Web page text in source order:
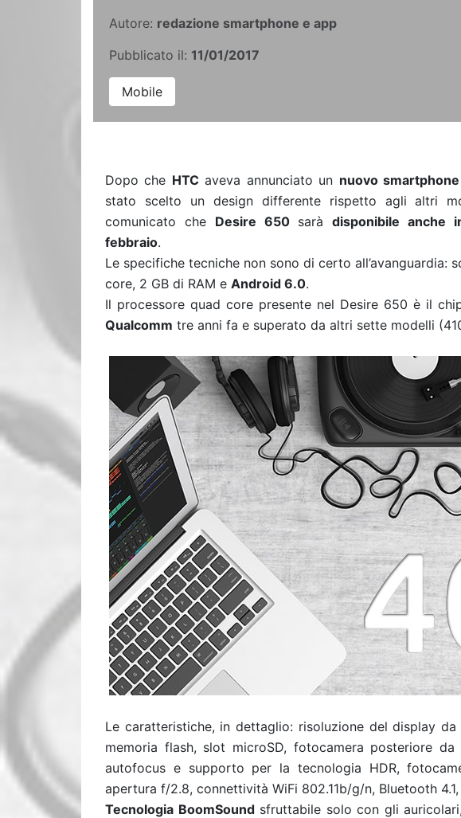
Autore: redazione smartphone e app
Pubblicato il: 11/01/2017
Mobile
Dopo che HTCaveva annunciato un nuovo
stato scelto un design differente rispetto agli altri
comunicato che Desire 650saràdisponibile anche
febbraio.
Le specifiche tecniche non sono di certo all’avanguardia:
core, 2 GB di RAM e Android 6.0.
Il processore quad core presente nel Desire 650 è il
Qualcomm tre anni fa e superato da altri sette modelli
Le caratteristiche, in dettaglio: risoluzione del display
memoria flash, slot microSD, fotocamera posteriore
autofocus e supporto per la tecnologia HDR,
apertura f/2.8, connettività WiFi 802.11b/g/n, Bluetooth 4.1,
Tecnologia BoomSoundsfruttabile solo con gli